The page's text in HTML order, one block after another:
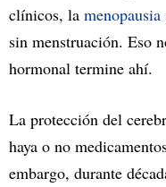
clínicos, la menopausia
sin menstruación. Eso
hormonal termine ahí.
La protección del
haya o no
embargo, durante